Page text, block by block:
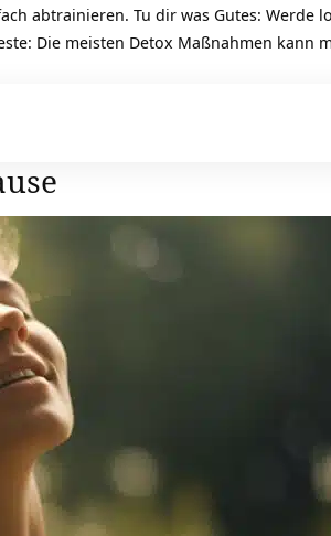
abtrainieren. Tu dir was Gutes: Werde
Die meisten Detox Maßnahmen kann